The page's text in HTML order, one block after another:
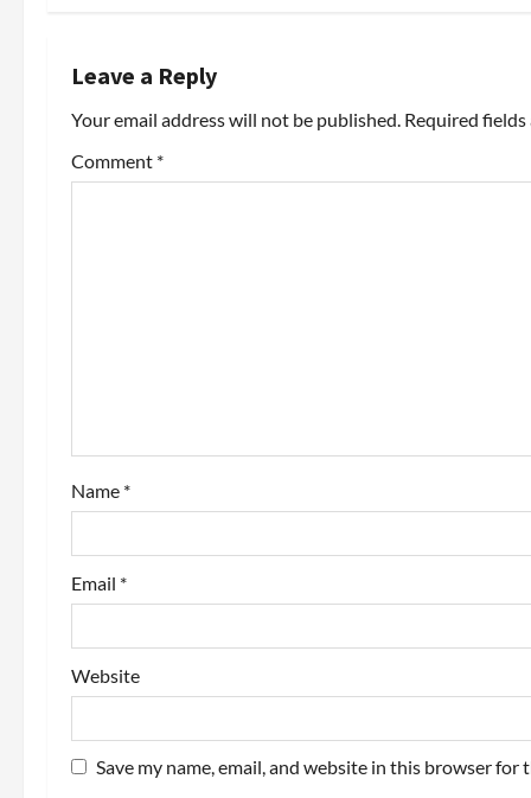
n
a
v
o
n
Leave a Reply
Your email address will not be published. Required fields
Comment *
Name *
Email *
Website
Save my name, email, and website in this browser for